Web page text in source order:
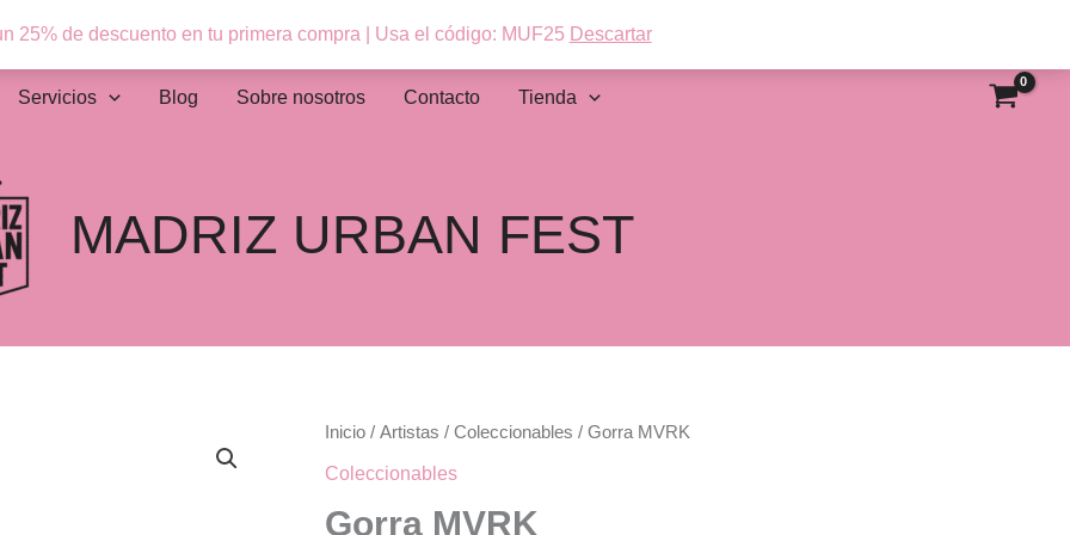
25% de descuento en tu primera compra | Usa el código: MUF25 Descartar
Servicios Blog Sobre nosotros Contacto Tienda
MADRIZ URBAN FEST
Inicio / Artistas / Coleccionables / Gorra MVRK
Coleccionables
Gorra MVRK
Gorra
cantidad